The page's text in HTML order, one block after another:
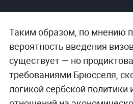
Таким образом, по мнению
вероятность введения
существует — но
требованиями Брюсселя,
логикой сербской